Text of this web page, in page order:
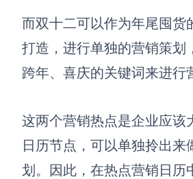
AI生成甘特图
AI生成组织结构图
AI生成
AI生成平
AI生成时
AI生成价
数据分析与策略 智能
而双十二可以作为年尾囤货
打造 ，进行单独的营销策划
跨年、喜庆的关键词来进行
这两个营销热点是企业应该
日历节点，可以单独拎出来
划。因此，在热点营销日历